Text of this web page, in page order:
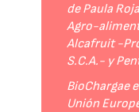
de Paula
Agro-
Alcafruit -
S.C.A.- y
BioChargae
Unión